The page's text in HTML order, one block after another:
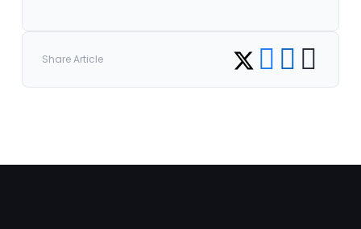
Share Article Share on Twitter
Share on Facebook
Share on
Copy link